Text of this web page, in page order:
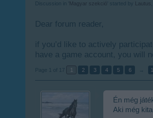
Discussion in ' Magyar szekció ' started by Lautus
Dear forum reader,
if you’d like to actively
have a game account, you will
Page 1 of 17 1 2 3 4 5 6 →
Én még
Aki még